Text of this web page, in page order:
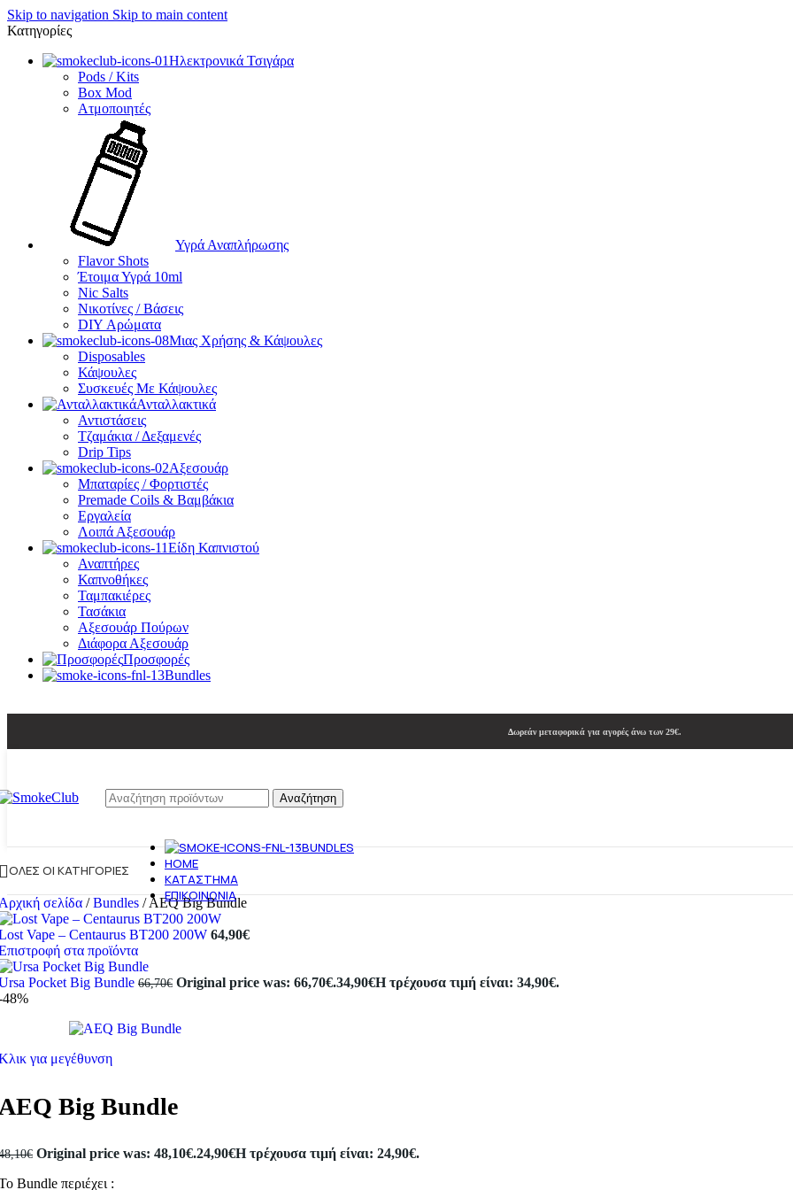
Skip to navigation Skip to main content
Κατηγορίες
Ηλεκτρονικά Τσιγάρα
Pods / Kits
Box Mod
Ατμοποιητές
Υγρά Αναπλήρωσης
Flavor Shots
Έτοιμα Υγρά 10ml
Nic Salts
Νικοτίνες / Βάσεις
DIY Αρώματα
Μιας Χρήσης & Κάψουλες
Disposables
Κάψουλες
Συσκευές Με Κάψουλες
Ανταλλακτικά
Αντιστάσεις
Τζαμάκια / Δεξαμενές
Drip Tips
Αξεσουάρ
Μπαταρίες / Φορτιστές
Premade Coils & Βαμβάκια
Εργαλεία
Λοιπά Αξεσουάρ
Είδη Καπνιστού
Αναπτήρες
Καπνοθήκες
Ταμπακιέρες
Τασάκια
Αξεσουάρ Πούρων
Διάφορα Αξεσουάρ
Προσφορές
Bundles
Δωρεάν μεταφορικά για αγορές άνω των 29€.
Αναζήτηση
ΌΛΕΣ ΟΙ ΚΑΤΗΓΟΡΊΕΣ
BUNDLES
HOME
ΚΑΤΆΣΤΗΜΑ
ΕΠΙΚΟΙΝΩΝΊΑ
σελίδα / Bundles / AEQ Big Bundle
Vape – Centaurus BT200 200W 64,90€
στα προϊόντα
Pocket Big Bundle 66,70€ Original price was: 66,70€.34,90€Η τρέχουσα τιμή είναι: 34,90€.
48%
για μεγέθυνση
Big Bundle
€ Original price was: 48,10€.24,90€Η τρέχουσα τιμή είναι: 24,90€.
Bundle περιέχει :